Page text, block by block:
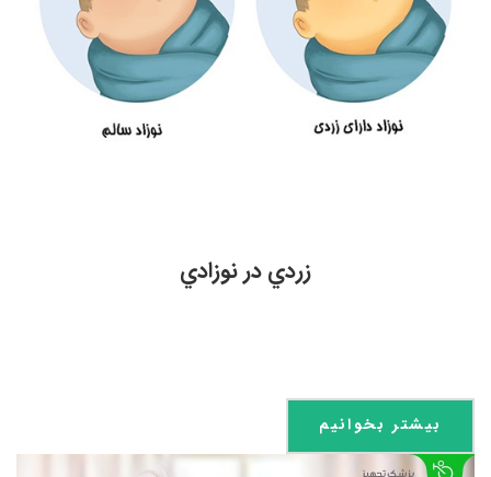
زردي در نوزادي
بیشتر بخوانیم